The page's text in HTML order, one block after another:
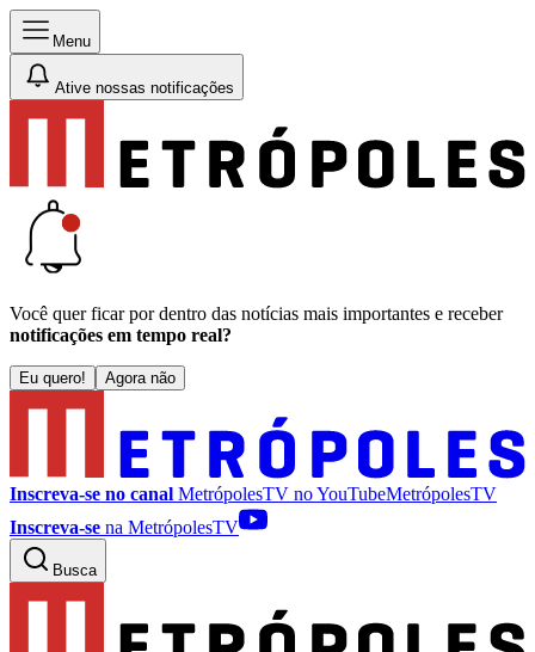
Menu
Ative nossas notificações
Você quer ficar por dentro das notícias mais importantes e receber
notificações em tempo real?
Eu quero! Agora não
Inscreva-se no canal MetrópolesTV noYouTubeMetrópolesTV
Inscreva-se na MetrópolesTV
Busca